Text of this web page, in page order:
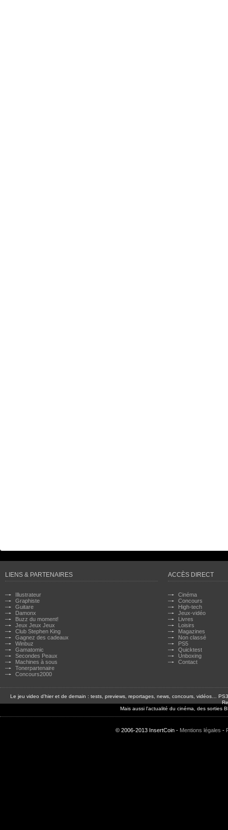
LIENS & PARTENAIRES
Illustrateur
Graphiste
Guitare
Damonx
Buzz du moment!
Jeux Jeux Jeux
Club Stephen King
Gagnez des cadeaux
Winbuz
Gamatomic
Secondes Peaux
Machines à sous
Tonerpartenaire
Concours2000
ACCÈS DIRECT
Cinéma
Concours
High-tech
Jeux-vidéo
Livres
Loisirs
Magazines
Non classé
PS5
Quicktest
Unboxing
Contact
Le jeu video d'hier et de demain : tests, previews, reportages, news, concours, vidéos…
Mais aussi l'actualité du cinéma, des sorties
© 2006-2013 InsertCoin - Mentions légales -